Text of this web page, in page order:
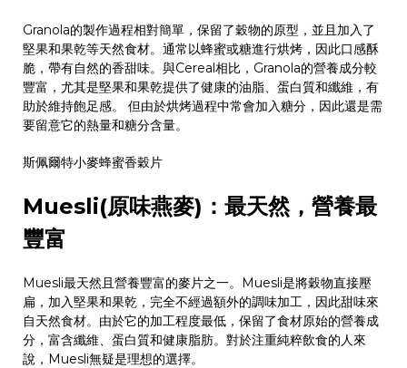
Granola的製作過程相對簡單，保留了穀物的原型，並且加入了
堅果和果乾等天然食材。通常以蜂蜜或糖進行烘烤，因此口感酥
脆，帶有自然的香甜味。與Cereal相比， Granola的營養成分較
豐富，尤其是堅果和果乾提供了健康的油脂、蛋白質和纖維，有
助於維持飽足感。 但由於烘烤過程中常會加入糖分，因此還是需
要留意它的熱量和糖分含量。
斯佩爾特小麥蜂蜜香穀片
Muesli(原味燕麥) ：最天然，營養最
豐富
Muesli最天然且營養豐富的麥片之一。 Muesli是將穀物直接壓
扁，加入堅果和果乾，完全不經過額外的調味加工，因此甜味來
自天然食材。由於它的加工程度最低，保留了食材原始的營養成
分，富含纖維、蛋白質和健康脂肪。對於注重純粹飲食的人來
說， Muesli無疑是理想的選擇。